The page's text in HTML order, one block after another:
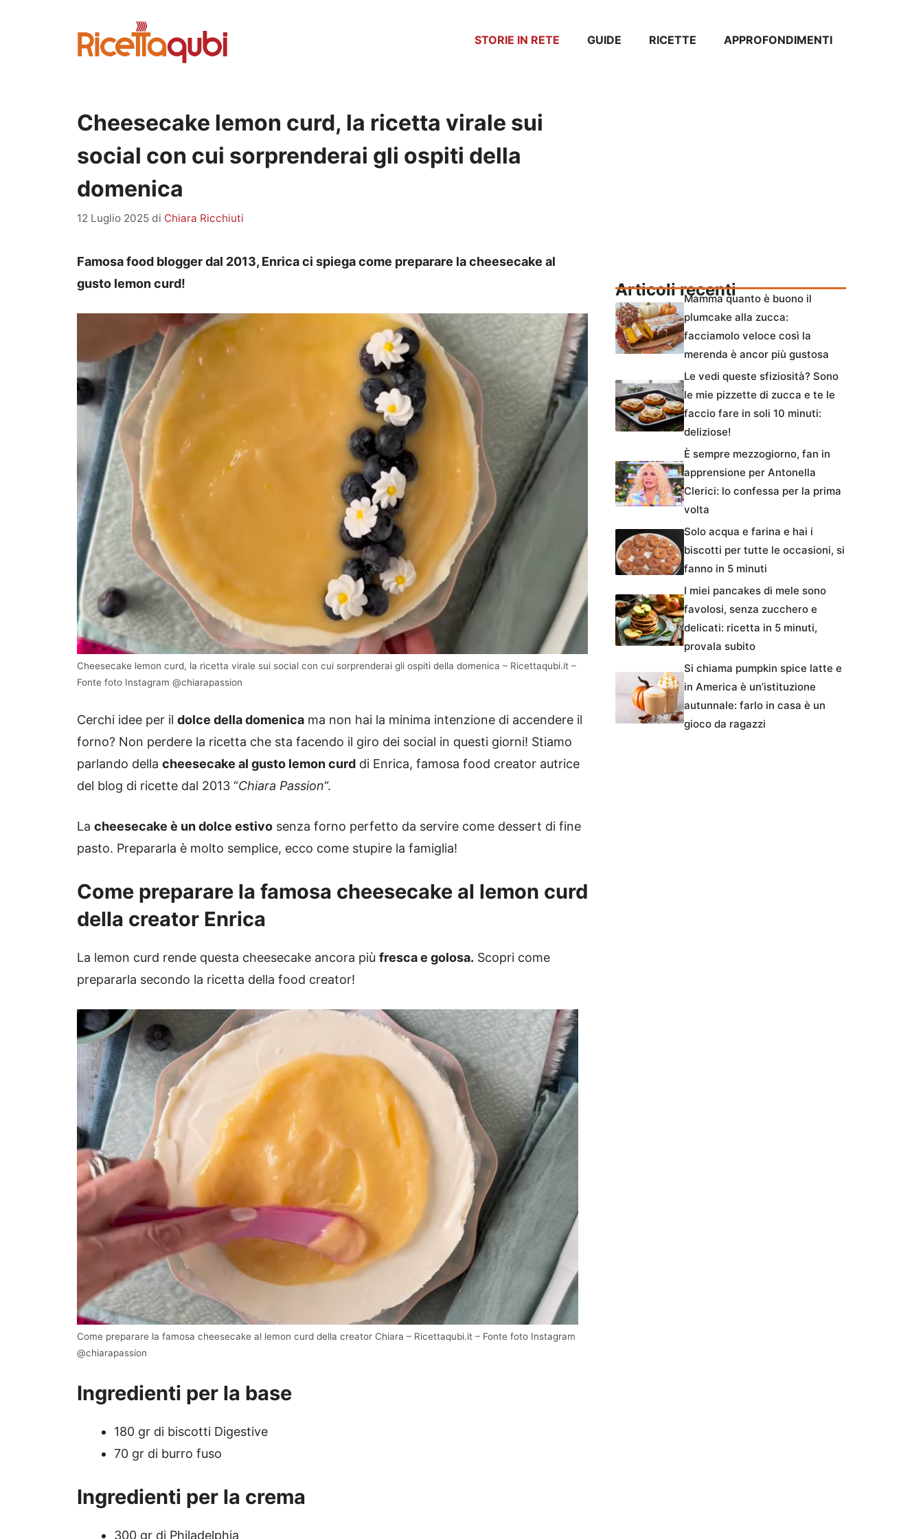
STORIE IN RETE GUIDE RICETTE APPROFONDIMENTI
Cheesecake lemon curd, la ricetta virale sui
social con cui sorprenderai gli ospiti della
domenica
12 Luglio 2025 di Chiara Ricchiuti
Famosa food blogger dal 2013, Enrica ci spiega come preparare la cheesecake al
gusto lemon curd!
Cheesecake lemon curd, la ricetta virale sui social con cui sorprenderai gli ospiti della domenica – Ricettaqubi.it –
Fonte foto Instagram @chiarapassion
Cerchi idee per il dolce della domenica ma non hai la minima intenzione di accendere il
forno? Non perdere la ricetta che sta facendo il giro dei social in questi giorni! Stiamo
parlando della cheesecake al gusto lemon curd di Enrica, famosa food creator autrice
del blog di ricette dal 2013 “Chiara Passion“.
La cheesecake è un dolce estivo senza forno perfetto da servire come dessert di fine
pasto. Prepararla è molto semplice, ecco come stupire la famiglia!
Come preparare la famosa cheesecake al lemon curd
della creator Enrica
La lemon curd rende questa cheesecake ancora più fresca e golosa. Scopri come
prepararla secondo la ricetta della food creator!
Come preparare la famosa cheesecake al lemon curd della creator Chiara – Ricettaqubi.it – Fonte foto Instagram
@chiarapassion
Ingredienti per la base
180 gr di biscotti Digestive
70 gr di burro fuso
Ingredienti per la crema
300 gr di Philadelphia
Articoli recentiMamma quanto è buono il
plumcake alla zucca:
facciamolo veloce così la
merenda è ancor più gustosa
Le vedi queste sfiziosità? Sono
le mie pizzette di zucca e te le
faccio fare in soli 10 minuti:
deliziose!
È sempre mezzogiorno, fan in
apprensione per Antonella
Clerici: lo confessa per la prima
volta
Solo acqua e farina e hai i
biscotti per tutte le occasioni, si
fanno in 5 minuti
I miei pancakes di mele sono
favolosi, senza zucchero e
delicati: ricetta in 5 minuti,
provala subito
Si chiama pumpkin spice latte e
in America è un’istituzione
autunnale: farlo in casa è un
gioco da ragazzi